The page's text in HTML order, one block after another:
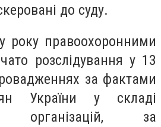
до суду.
року правоохоронними
розслідування у 13
за фактами
України у складі
організацій, за